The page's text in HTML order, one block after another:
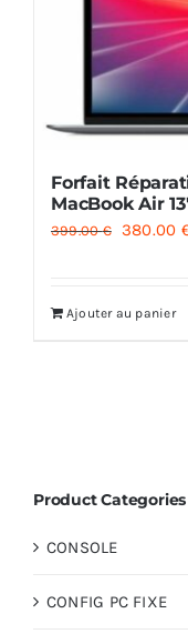
PROMOTION
Forfait
MacBook Air
399.00€
Le
était :
380.00
Ajouter au panier
Product Categories
CONSOLE
CONFIG PC FIXE